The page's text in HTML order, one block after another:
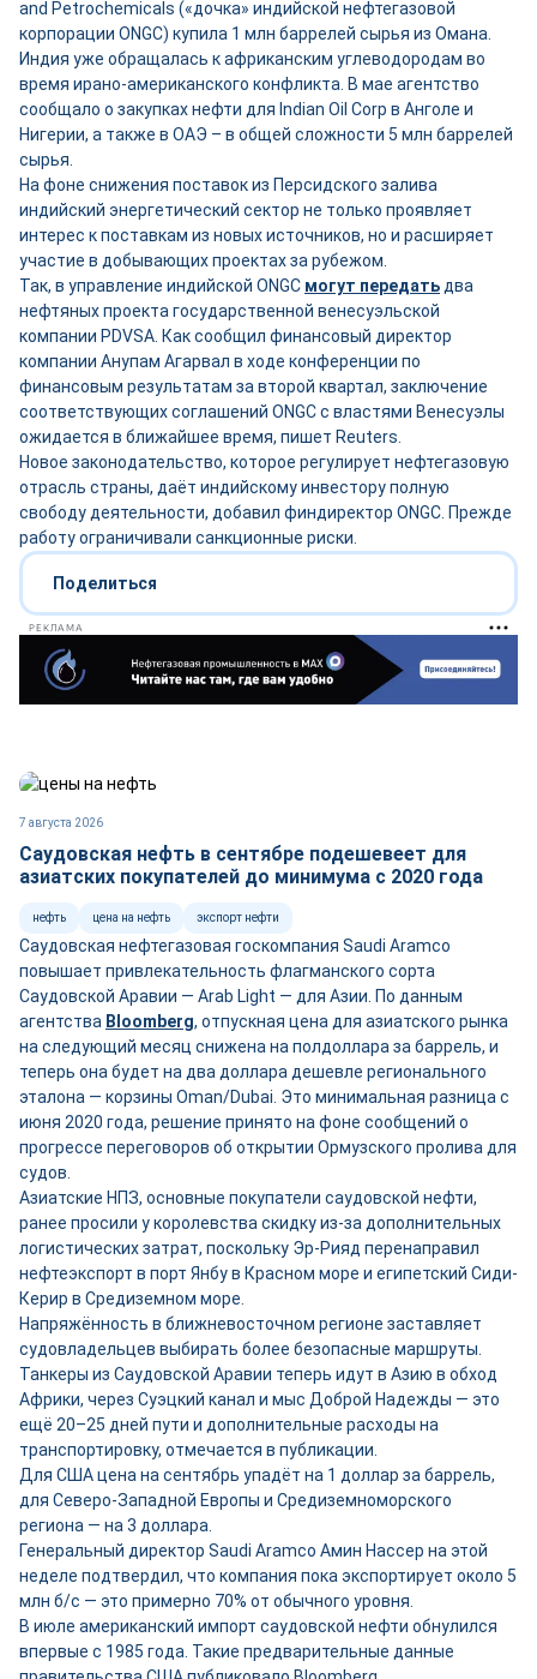
and Petrochemicals («дочка» индийской нефтегазовой
корпорации ONGC) купила 1 млн баррелей сырья из Омана.
Индия уже обращалась к африканским углеводородам во
время ирано-американского конфликта. В мае агентство
сообщало о закупках нефти для Indian Oil Corp в Анголе и
Нигерии, а также в ОАЭ – в общей сложности 5 млн баррелей
сырья.
На фоне снижения поставок из Персидского залива
индийский энергетический сектор не только проявляет
интерес к поставкам из новых источников, но и расширяет
участие в добывающих проектах за рубежом.
Так, в управление индийской ONGC могут передать два
нефтяных проекта государственной венесуэльской
компании PDVSA. Как сообщил финансовый директор
компании Анупам Агарвал в ходе конференции по
финансовым результатам за второй квартал, заключение
соответствующих соглашений ONGC с властями Венесуэлы
ожидается в ближайшее время, пишет Reuters.
Новое законодательство, которое регулирует нефтегазовую
отрасль страны, даёт индийскому инвестору полную
свободу деятельности, добавил финдиректор ONGC. Прежде
работу ограничивали санкционные риски.
Поделиться
РЕКЛАМА
7 августа 2026
Саудовская нефть в сентябре подешевеет для
азиатских покупателей до минимума с 2020 года
нефть цена на нефть экспорт нефти
Саудовская нефтегазовая госкомпания Saudi Aramco
повышает привлекательность флагманского сорта
Саудовской Аравии — Arab Light — для Азии. По данным
агентства Bloomberg, отпускная цена для азиатского рынка
на следующий месяц снижена на полдоллара за баррель, и
теперь она будет на два доллара дешевле регионального
эталона — корзины Oman/Dubai. Это минимальная разница с
июня 2020 года, решение принято на фоне сообщений о
прогрессе переговоров об открытии Ормузского пролива для
судов.
Азиатские НПЗ, основные покупатели саудовской нефти,
ранее просили у королевства скидку из-за дополнительных
логистических затрат, поскольку Эр-Рияд перенаправил
нефтеэкспорт в порт Янбу в Красном море и египетский Сиди-
Керир в Средиземном море.
Напряжённость в ближневосточном регионе заставляет
судовладельцев выбирать более безопасные маршруты.
Танкеры из Саудовской Аравии теперь идут в Азию в обход
Африки, через Суэцкий канал и мыс Доброй Надежды — это
ещё 20–25 дней пути и дополнительные расходы на
транспортировку, отмечается в публикации.
Для США цена на сентябрь упадёт на 1 доллар за баррель,
для Северо-Западной Европы и Средиземноморского
региона — на 3 доллара.
Генеральный директор Saudi Aramco Амин Нассер на этой
неделе подтвердил, что компания пока экспортирует около 5
млн б/с — это примерно 70% от обычного уровня.
В июле американский импорт саудовской нефти обнулился
впервые с 1985 года. Такие предварительные данные